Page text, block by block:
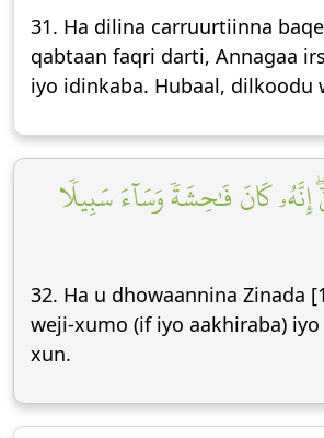
31. Ha dilina carruurtiinna
qabtaan faqri darti, Annagaa
iyo idinkaba. Hubaal, dilkoodu
إِنَّهُۥ كَانَ فَٰحِشَةٗ وَسَآءَ سَبِيلٗا
32. Ha u dhowaannina Zinada
weji-xumo (if iyo aakhiraba)
xun.